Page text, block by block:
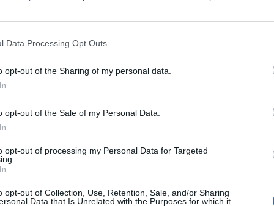
Data Processing Opt Outs
opt-out of the Sharing of my personal data.
opt-out of the Sale of my Personal Data.
opt-out of processing my Personal Data for Targeted
opt-out of Collection, Use, Retention, Sale, and/or Sharing
Data that Is Unrelated with the Purposes for which it
se déroule au parc des Expo de Montpellier du 13 au
tous les passionnés de plus en plus
pédestre, équitation, cyclotourisme, escalade, vélo,
conférences,défis sportifs
et organiser votre prochaine aventure !
vous attendent également sur le salon des
bloc, aviron, équitation sur poney, slakeline et de
pas votre maillot de bain pour découvrir le canoë
le kayak-polo.
sportive et la sensibilité au respect de
la nature peut s'inscrire parfaitement dans une
un village du SalonNaturaventureest consacré à ces